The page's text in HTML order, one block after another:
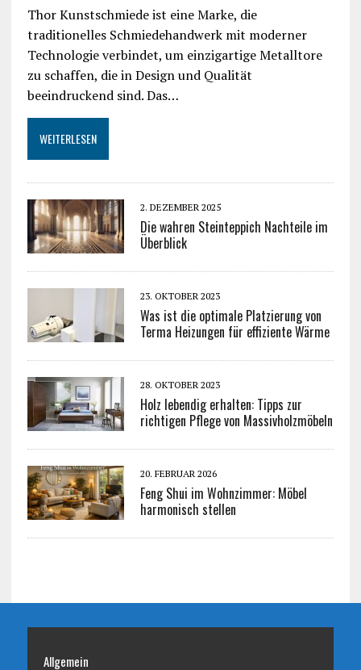
Thor Kunstschmiede ist eine Marke, die
traditionelles Schmiedehandwerk mit moderner
Technologie verbindet, um einzigartige Metalltore
zu schaffen, die in Design und Qualität
beeindruckend sind. Das…
WEITERLESEN
2. DEZEMBER 2025
Die wahren Steinteppich Nachteile im
Überblick
23. OKTOBER 2023
Was ist die optimale Platzierung von
Terma Heizungen für effiziente Wärme
28. OKTOBER 2023
Holz lebendig erhalten: Tipps zur
richtigen Pflege von Massivholzmöbeln
20. FEBRUAR 2026
Feng Shui im Wohnzimmer: Möbel
harmonisch stellen
Allgemein